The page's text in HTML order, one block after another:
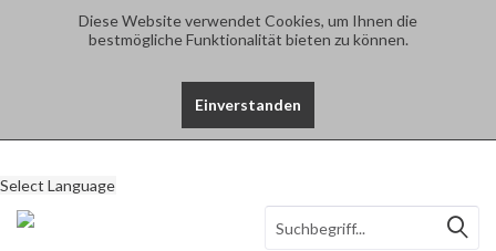
Diese Website verwendet Cookies, um Ihnen die
bestmögliche Funktionalität bieten zu können.
Einverstanden
Select Language